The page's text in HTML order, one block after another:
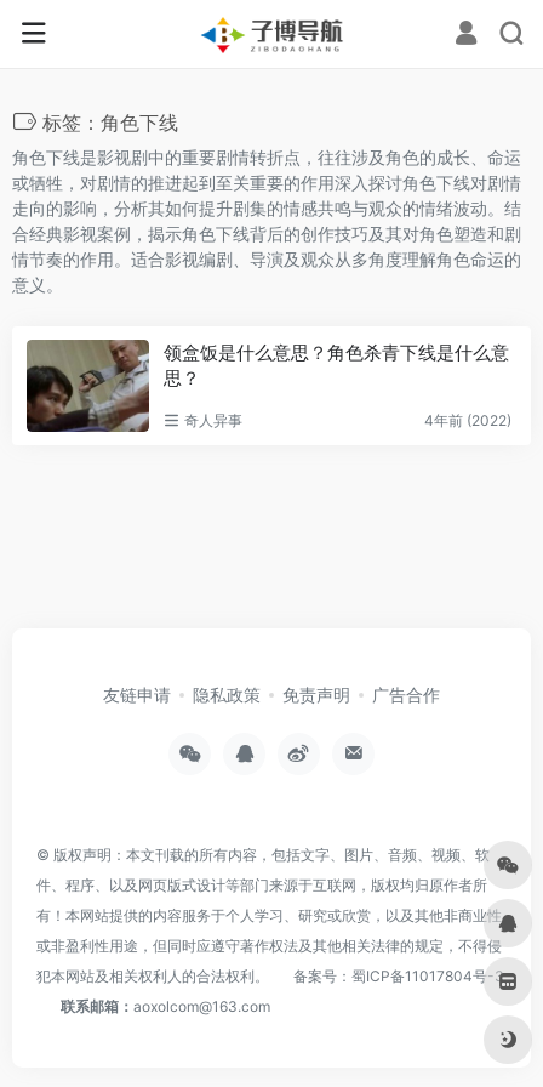
标签：角色下线
角色下线是影视剧中的重要剧情转折点，往往涉及角色的成长、命运
或牺牲，对剧情的推进起到至关重要的作用深入探讨角色下线对剧情
走向的影响，分析其如何提升剧集的情感共鸣与观众的情绪波动。结
合经典影视案例，揭示角色下线背后的创作技巧及其对角色塑造和剧
情节奏的作用。适合影视编剧、导演及观众从多角度理解角色命运的
意义。
领盒饭是什么意思？角色杀青下线是什么意
思？
奇人异事 4年前 (2022)
友链申请 隐私政策 免责声明 广告合作
© 版权声明：本文刊载的所有内容，包括文字、图片、音频、视频、软
件、程序、以及网页版式设计等部门来源于互联网，版权均归原作者所
有！本网站提供的内容服务于个人学习、研究或欣赏，以及其他非商业性
或非盈利性用途，但同时应遵守著作权法及其他相关法律的规定，不得侵
犯本网站及相关权利人的合法权利。
备案号： 蜀ICP备11017804号-3
联系邮箱： aoxolcom@163.com